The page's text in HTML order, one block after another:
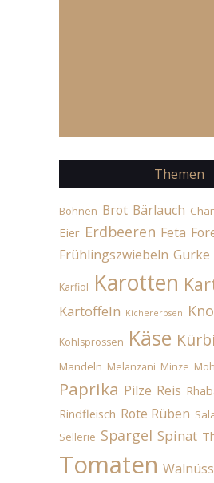
Themen
Bohnen Brot Bärlauch
Eier Erdbeeren Feta
Frühlingszwiebeln Gurke
Karfiol Karotten
Kartoffeln Kichererbsen
Kohlsprossen Käse
Mandeln Melanzani Minze
Paprika Pilze Reis
Rindfleisch Rote Rüben
Sellerie Spargel Spinat
Tomaten